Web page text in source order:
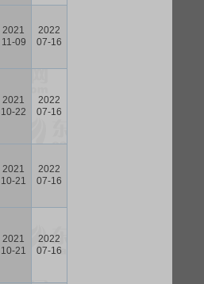
2021
11-09
2022
07-16
2021
10-22
2022
07-16
2021
10-21
2022
07-16
2021
10-21
2022
07-16